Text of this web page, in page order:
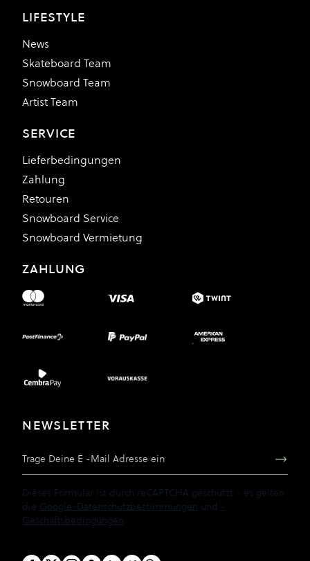
LIFESTYLE
News
Skateboard Team
Snowboard Team
Artist Team
SERVICE
Lieferbedingungen
Zahlung
Retouren
Snowboard Service
Snowboard Vermietung
ZAHLUNG
NEWSLETTER
Dieses Formular ist durch reCAPTCHA geschützt - es gelten
die Google-Datenschutzbestimmungen und -
Geschäftsbedingungen.